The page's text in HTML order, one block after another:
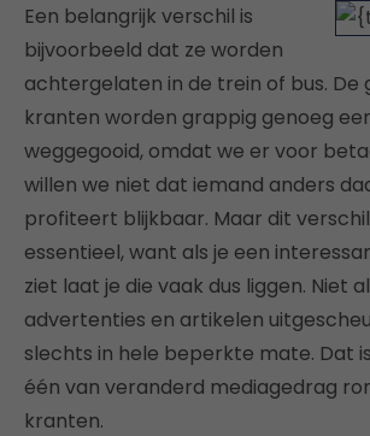
Een belangrijk verschil is
bijvoorbeeld dat ze worden
achtergelaten in de trein of bus. De
kranten worden grappig genoeg
weggegooid, omdat we er voor
willen we niet dat iemand anders
profiteert blijkbaar. Maar dit
essentieel, want als je een
ziet laat je die vaak dus liggen. Niet
advertenties en artikelen
slechts in hele beperkte mate. Dat
één van veranderd mediagedrag
kranten.